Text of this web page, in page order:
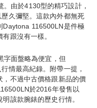
。由於4130型的精巧設計，
久彌堅。這款內外都無死
Daytona 116500LN是件極
跟沒有一樣。
字面盤略為便宜，但
情最高紀錄。附帶一提，
不過中古價格跟新品的價
於2016年發售以
該款腕錶的歷史行情。